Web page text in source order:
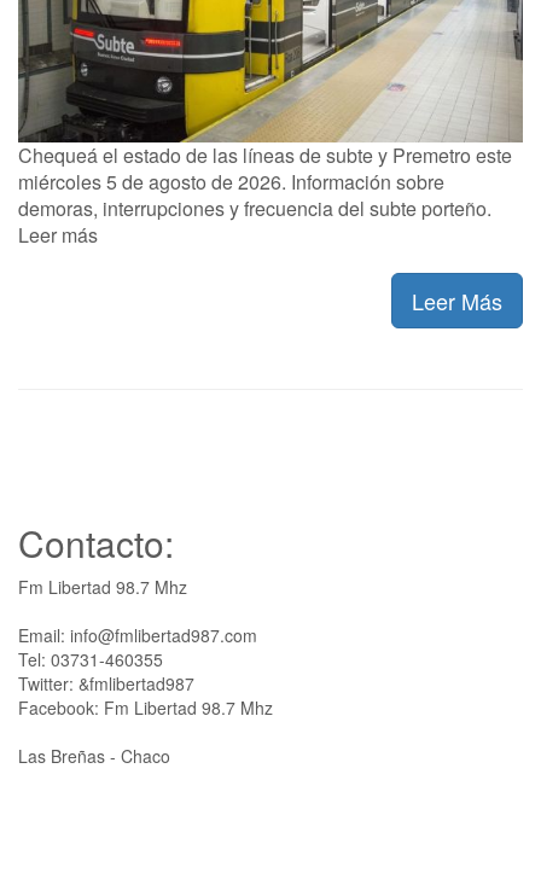
Chequeá el estado de las líneas de subte y Premetro este
miércoles 5 de agosto de 2026. Información sobre
demoras, interrupciones y frecuencia del subte porteño.
Leer más
Leer Más
Contacto:
Fm Libertad 98.7 Mhz
Email: info@fmlibertad987.com
Tel: 03731-460355
Twitter: &fmlibertad987
Facebook: Fm Libertad 98.7 Mhz
Las Breñas - Chaco